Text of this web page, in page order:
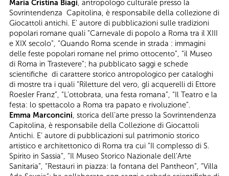
Maria Cristina Biagi, antropologo culturale presso la
Sovrintendenza Capitolina, è responsabile della collezione di
Giocattoli antichi. E’ autore di pubblicazioni sulle tradizioni
popolari romane quali “Carnevale di popolo a Roma tra il XIII
e XIX secolo”, “Quando Roma scende in strada : immagini
delle feste popolari romane nel primo ottocento”, “il Museo
di Roma in Trastevere”; ha pubblicato saggi e schede
scientifiche di carattere storico antropologico per cataloghi
di mostre tra i quali “Riletture del vero, gli acquerelli di Ettore
Roesler Franz”, “L’ottobrata, una festa romana”, “Il Teatro e la
festa: lo spettacolo a Roma tra papato e rivoluzione”.
Emma Marconcini, storica dell’arte presso la Sovrintendenza
Capitolina, è responsabile della Collezione di Giocattoli
Antichi. E’ autore di pubblicazioni sul patrimonio storico
artistico e architettonico di Roma tra cui “Il complesso di S.
Spirito in Sassia”, “Il Museo Storico Nazionale dell’Arte
Sanitaria”, “Restauri in piazza: la fontana del Pantheon”, “Villa